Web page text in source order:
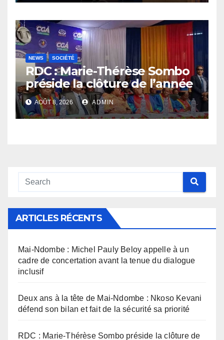
NEWS SOCIÉTÉ
RDC : Marie-Thérèse Sombo
préside la clôture de l’année
académique 2025-2026 à
l’UNIKIN
AOÛT 8, 2026 ADMIN
ARTICLES RÉCENTS
Mai-Ndombe : Michel Pauly Beloy appelle à un
cadre de concertation avant la tenue du dialogue
inclusif
Deux ans à la tête de Mai-Ndombe : Nkoso Kevani
défend son bilan et fait de la sécurité sa priorité
RDC : Marie-Thérèse Sombo préside la clôture de